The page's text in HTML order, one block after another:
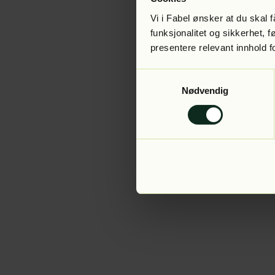
Vi i Fabel ønsker at du skal
funksjonalitet og sikkerhet,
presentere relevant innhold
Nødvendig
Application